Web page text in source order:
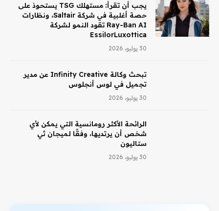
يجب أن تقرأ: مستهلك TSG يستحوذ على
حصة أغلبية في شركة Saltair، ونظارات
Ray-Ban AI تقود النمو لشركة
EssilorLuxottica
30 يوليو، 2026
تبحث وكالة Infinity Creative عن مدير
تجميل في لوس أنجلوس
30 يوليو، 2026
الرائحة الأكثر رومانسية التي يمكن لأي
شخص أن يرتديها، وفقًا لميجان ثي
ستاليون
30 يوليو، 2026